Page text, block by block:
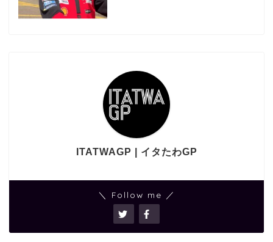
ITATWAGP | イタたわGP
＼ Follow me ／